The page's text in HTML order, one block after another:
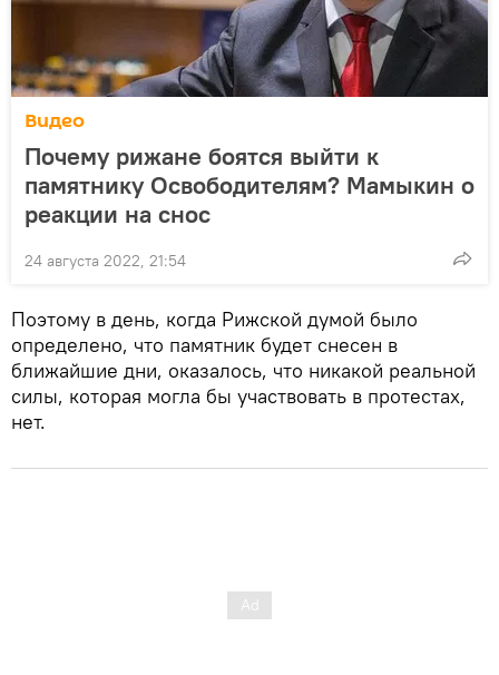
Видео
Почему рижане боятся выйти к
памятнику Освободителям? Мамыкин о
реакции на снос
24 августа 2022, 21:54
Поэтому в день, когда Рижской думой было
определено, что памятник будет снесен в
ближайшие дни, оказалось, что никакой реальной
силы, которая могла бы участвовать в протестах,
нет.